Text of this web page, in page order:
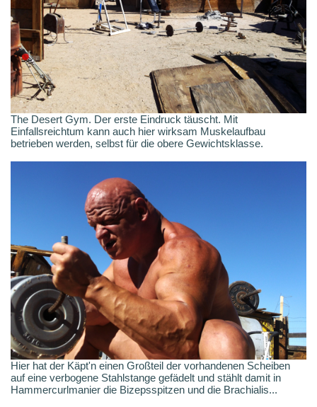
The Desert Gym. Der erste Eindruck täuscht. Mit
Einfallsreichtum kann auch hier wirksam Muskelaufbau
betrieben werden, selbst für die obere Gewichtsklasse.
Hier hat der Käpt'n einen Großteil der vorhandenen Scheiben
auf eine verbogene Stahlstange gefädelt und stählt damit in
Hammercurlmanier die Bizepsspitzen und die Brachialis...